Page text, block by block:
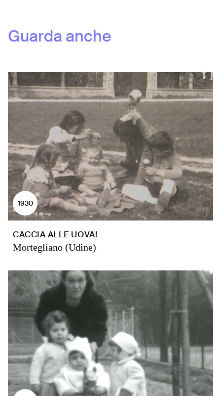
Guarda anche
1930
CACCIA ALLE UOVA!
Mortegliano (Udine)